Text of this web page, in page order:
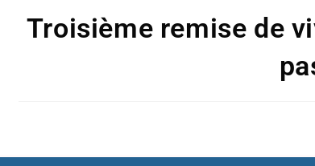
Troisième remise de